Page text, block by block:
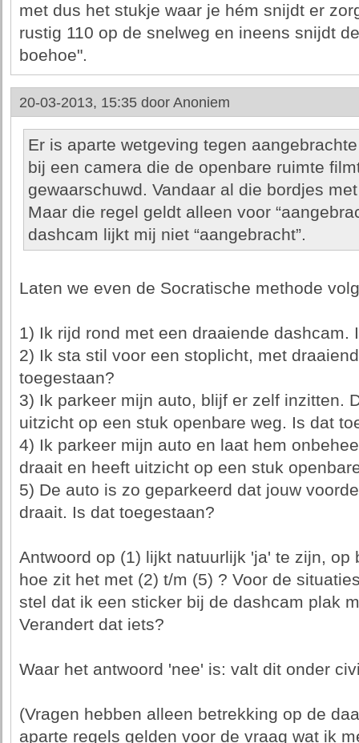
met dus het stukje waar je hém snijdt er
rustig 110 op de snelweg en ineens snijdt
boehoe".
20-03-2013, 15:35 door Anoniem
Er is aparte wetgeving tegen
bij een camera die de openbare ruimte
gewaarschuwd. Vandaar al die bordjes
Maar die regel geldt alleen voor
dashcam lijkt mij niet “aangebracht”.
Laten we even de Socratische methode
1) Ik rijd rond met een draaiende dashcam.
2) Ik sta stil voor een stoplicht, met
toegestaan?
3) Ik parkeer mijn auto, blijf er zelf inzitten.
uitzicht op een stuk openbare weg. Is dat
4) Ik parkeer mijn auto en laat hem
draait en heeft uitzicht op een stuk
5) De auto is zo geparkeerd dat jouw
draait. Is dat toegestaan?
Antwoord op (1) lijkt natuurlijk 'ja' te zijn, op
hoe zit het met (2) t/m (5) ? Voor de
stel dat ik een sticker bij de dashcam plak
Verandert dat iets?
Waar het antwoord 'nee' is: valt dit onder
(Vragen hebben alleen betrekking op de
aparte regels gelden voor de vraag wat ik